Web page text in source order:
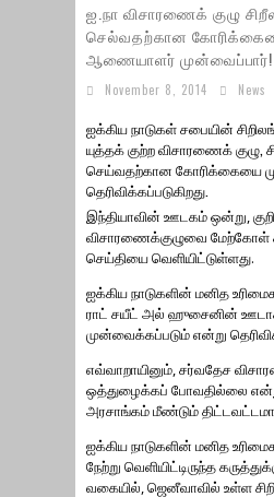
ஐ.நா விசாரணைக் குழு
செல்வதற்கான
ஆணையாளர் முன்வைப்பார்!
November 8, 2014 News
ஐக்கிய நாடுகள் சபையின்
யுத்தக் குற்ற விசாரணைக் குழு,
செய்வதற்கான கோரிக்கையை
தெரிவிக்கப்படுகிறது.
இந்தியாவின் ஊடகம் ஒன்று,
விசாரணைக்குழுவை மேற்கோள்
செய்தியை வெளியிட்டுள்ளது.
ஐக்கிய நாடுகளின் மனித
ராட் சயீட் அல் ஹுசைனின்
முன்வைக்கப்படும் என்று
எவ்வாறாயினும், சர்வதேச
ஒத்துழைக்கப் போவதில்லை
அரசாங்கம் மீண்டும் திட்டவட்டமாக
ஐக்கிய நாடுகளின் மனித
நேற்று வெளியிட்டிருந்த
வகையில், ஜெனீவாவில் உள்ள